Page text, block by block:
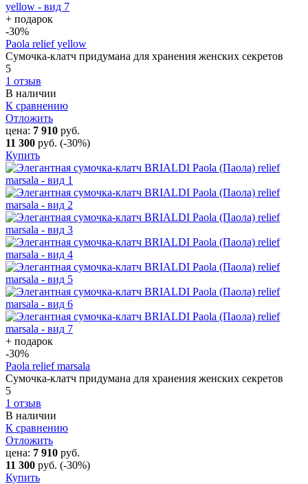
+ подарок
-30%
Paola relief yellow
Сумочка-клатч придумана для хранения женских секретов
5
1 отзыв
В наличии
К сравнению
Отложить
цена: 7 910 руб.
11 300 руб. (-30%)
Купить
+ подарок
-30%
Paola relief marsala
Сумочка-клатч придумана для хранения женских секретов
5
1 отзыв
В наличии
К сравнению
Отложить
цена: 7 910 руб.
11 300 руб. (-30%)
Купить